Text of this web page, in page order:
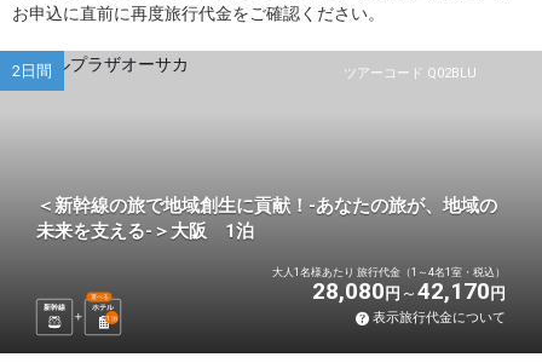
お申込に直前に再度旅行代金をご確認ください。
ツアーコード Q02BLU
2日間
＜新幹線の旅で地域創生に貢献！-あなたの旅が、地域の
未来を支える-＞大阪 1泊
新幹線 ホテル
選べる
1 泊
大人1名様あたり 旅行代金（1～4名1室・税込）
28,080 円 42,170 円
表示旅行代金について